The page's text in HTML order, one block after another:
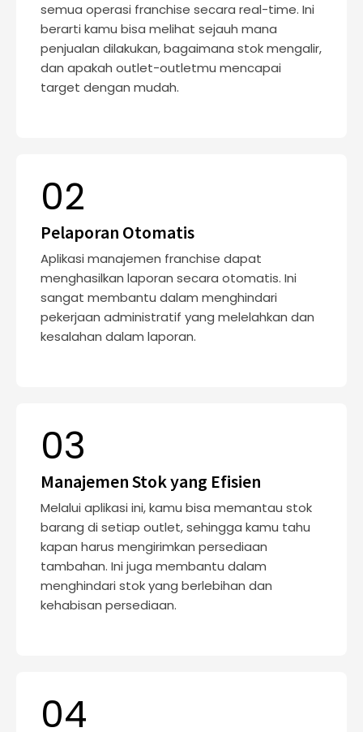
semua operasi franchise secara real-time. Ini
berarti kamu bisa melihat sejauh mana
penjualan dilakukan, bagaimana stok mengalir,
dan apakah outlet-outletmu mencapai
target dengan mudah.
02
Pelaporan Otomatis
Aplikasi manajemen franchise dapat
menghasilkan laporan secara otomatis. Ini
sangat membantu dalam menghindari
pekerjaan administratif yang melelahkan dan
kesalahan dalam laporan.
03
Manajemen Stok yang Efisien
Melalui aplikasi ini, kamu bisa memantau stok
barang di setiap outlet, sehingga kamu tahu
kapan harus mengirimkan persediaan
tambahan. Ini juga membantu dalam
menghindari stok yang berlebihan dan
kehabisan persediaan.
04